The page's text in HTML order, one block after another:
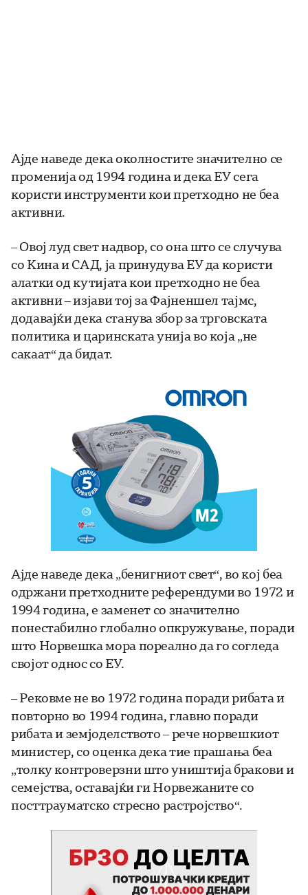
Ајде наведе дека околностите значително се
променија од 1994 година и дека ЕУ сега
користи инструменти кои претходно не беа
активни.
– Овој луд свет надвор, со она што се случува
со Кина и САД, ја принудува ЕУ да користи
алатки од кутијата кои претходно не беа
активни – изјави тој за Фајненшел тајмс,
додавајќи дека станува збор за трговската
политика и царинската унија во која „не
сакаат“ да бидат.
Ајде наведе дека „бенигниот свет“, во кој беа
одржани претходните референдуми во 1972 и
1994 година, е заменет со значително
понестабилно глобално опкружување, поради
што Норвешка мора пореално да го согледа
својот однос со ЕУ.
– Рековме не во 1972 година поради рибата и
повторно во 1994 година, главно поради
рибата и земјоделството – рече норвешкиот
министер, со оценка дека тие прашања беа
„толку контроверзни што уништија бракови и
семејства, оставајќи ги Норвежаните со
посттрауматско стресно растројство“.